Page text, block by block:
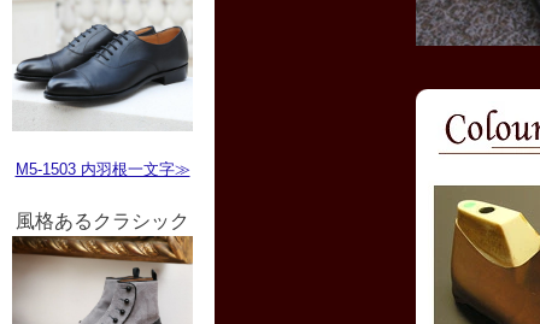
M5-1503 内羽根一文字≫
風格あるクラシック